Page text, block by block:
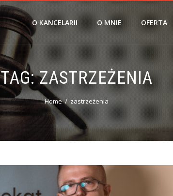
O KANCELARII O MNIE OFERTA
TAG:ZASTRZEŻENIA
Home zastrzeżenia